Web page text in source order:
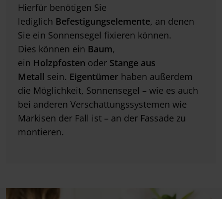
Hierfür benötigen Sie
lediglich Befestigungselemente, an denen
Sie ein Sonnensegel fixieren können.
Dies können ein Baum,
ein Holzpfosten oder Stange aus
Metall sein. Eigentümer haben außerdem
die Möglichkeit, Sonnensegel – wie es auch
bei anderen Verschattungssystemen wie
Markisen der Fall ist – an der Fassade zu
montieren.